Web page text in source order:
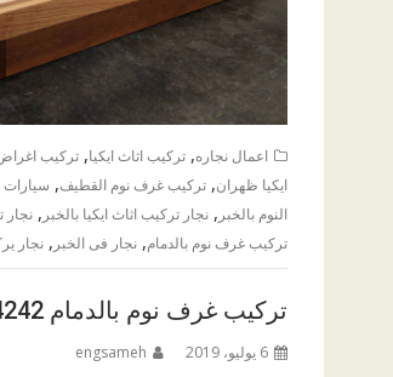
اعمال نجاره, تركيب اثاث ايكيا, تركيب اغراض
ايكيا ظهران, تركيب غرف نوم القطيف,
النوم بالخبر , نجار تركيب اثاث ايكيا بالخبر , نجار
تركيب غرف نوم بالدمام, نجار فى الخبر , نجار
تركيب غرف نوم بالدمام 0576084242
6 يوليو، 2019 engsameh